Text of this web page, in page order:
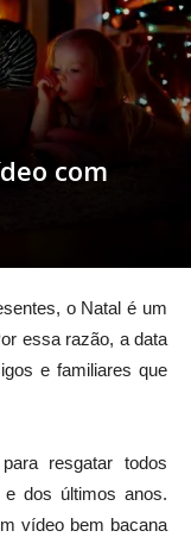
com
o Natal é um
essa razão, a data
e familiares que
resgatar todos
dos últimos anos.
vídeo bem bacana